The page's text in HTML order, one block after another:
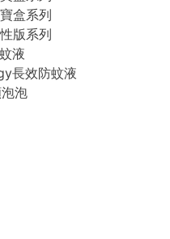
盒系列
版系列
液
長效防蚊液
泡